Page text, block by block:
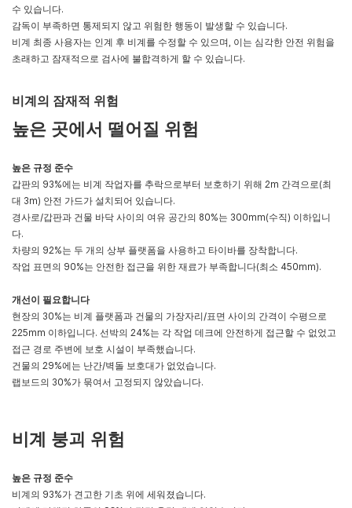
수 있습니다.
감독이 부족하면 통제되지 않고 위험한 행동이 발생할 수 있습니다.
비계 최종 사용자는 인계 후 비계를 수정할 수 있으며, 이는 심각한 안전 위험을
초래하고 잠재적으로 검사에 불합격하게 할 수 있습니다.
비계의 잠재적 위험
높은 곳에서 떨어질 위험
높은 규정 준수
갑판의 93%에는 비계 작업자를 추락으로부터 보호하기 위해 2m 간격으로(최
대 3m) 안전 가드가 설치되어 있습니다.
경사로/갑판과 건물 바닥 사이의 여유 공간의 80%는 300mm(수직) 이하입니
다.
차량의 92%는 두 개의 상부 플랫폼을 사용하고 타이바를 장착합니다.
작업 표면의 90%는 안전한 접근을 위한 재료가 부족합니다(최소 450mm).
개선이 필요합니다
현장의 30%는 비계 플랫폼과 건물의 가장자리/표면 사이의 간격이 수평으로
225mm 이하입니다. 선박의 24%는 각 작업 데크에 안전하게 접근할 수 없었고
접근 경로 주변에 보호 시설이 부족했습니다.
건물의 29%에는 난간/벽돌 보호대가 없었습니다.
랩보드의 30%가 묶여서 고정되지 않았습니다.
비계 붕괴 위험
높은 규정 준수
비계의 93%가 견고한 기초 위에 세워졌습니다.